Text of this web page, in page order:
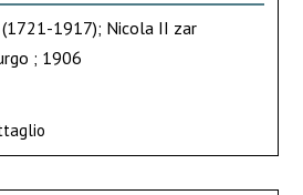
(1721-1917); Nicola II zar
; 1906